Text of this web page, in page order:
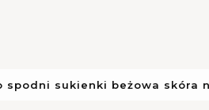
sukienki beżowa skóra